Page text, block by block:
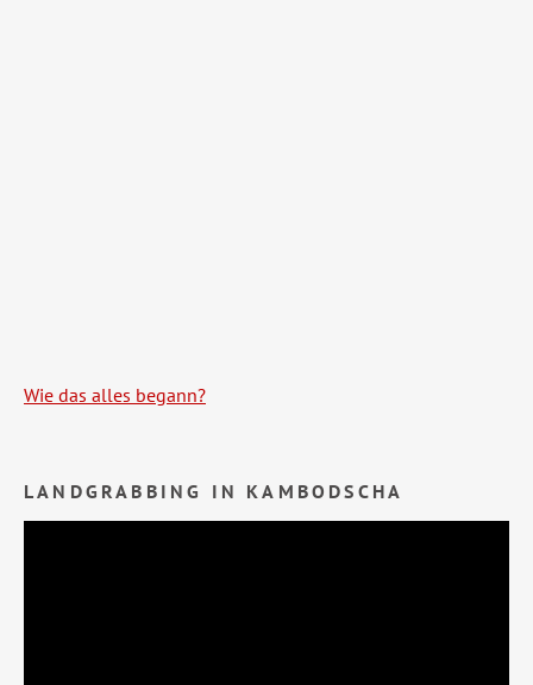
Wie das alles begann?
LANDGRABBING IN KAMBODSCHA